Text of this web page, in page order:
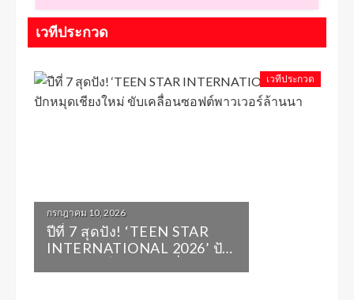
เวทีประกวด
เวทีประกวด
กรกฎาคม 10, 2026
​ปีที่ 7 สุดปัง! ‘TEEN STAR
INTERNATIONAL 2026’ ปัก